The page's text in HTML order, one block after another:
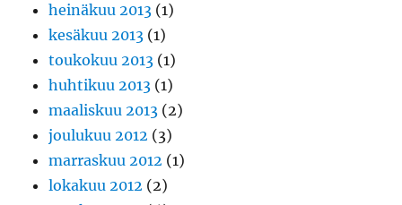
heinäkuu 2013 (1)
kesäkuu 2013 (1)
toukokuu 2013 (1)
huhtikuu 2013 (1)
maaliskuu 2013 (2)
joulukuu 2012 (3)
marraskuu 2012 (1)
lokakuu 2012 (2)